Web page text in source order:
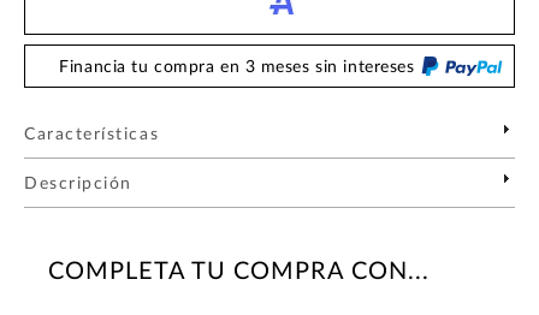
Financia tu compra en 3 meses sin intereses
Características
Descripción
COMPLETA TU COMPRA CON...